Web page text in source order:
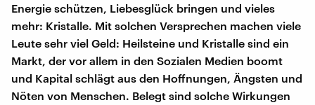
Energie schützen, Liebesglück bringen und vieles
mehr: Kristalle. Mit solchen Versprechen machen viele
Leute sehr viel Geld: Heilsteine und Kristalle sind ein
Markt, der vor allem in den Sozialen Medien boomt
und Kapital schlägt aus den Hoffnungen, Ängsten und
Nöten von Menschen. Belegt sind solche Wirkungen